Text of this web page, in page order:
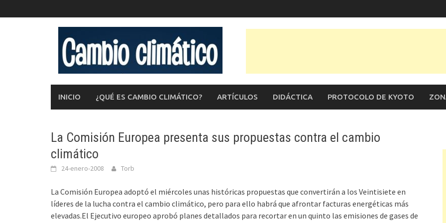
al
INICIO ¿QUÉ ES CAMBIO CLIMÁTICO? ARTÍCULOS DIDÁCTICA PROTOCOLO DE KYOTO
La Comisión Europea presenta sus propuestas contra el cambio
climático
24-enero-2008 Torb
La Comisión Europea adoptó el miércoles unas históricas propuestas que convertirán a los Veintisiete en
líderes de la lucha contra el cambio climático, pero para ello habrá que afrontar facturas energéticas más
elevadas.El Ejecutivo europeo aprobó planes detallados para recortar en un quinto las emisiones de gases de